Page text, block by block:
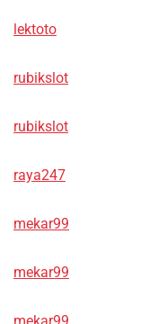
lektoto
rubikslot
rubikslot
raya247
mekar99
mekar99